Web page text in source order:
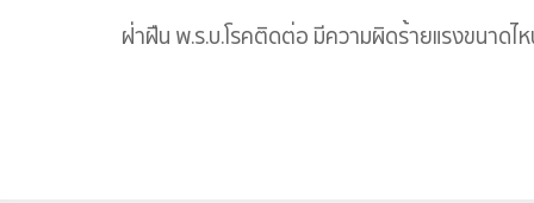
ฝ่าฝืน พ.ร.บ.โรคติดต่อ มีความผิดร้ายแรงขนาดไ